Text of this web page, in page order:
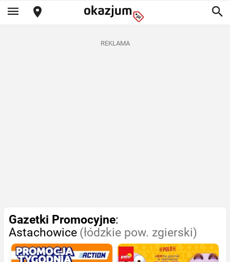
REKLAMA
Gazetki Promocyjne:
Astachowice (łódzkie pow. zgierski)